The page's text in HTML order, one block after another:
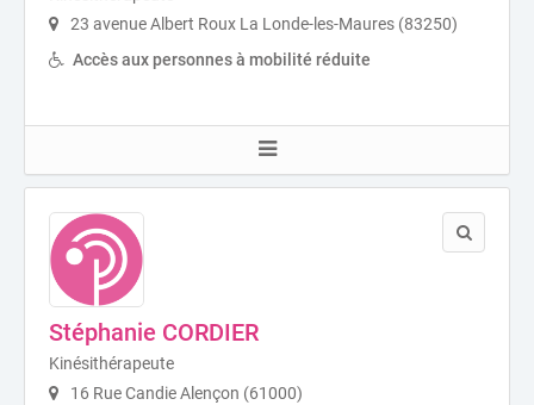
23 avenue Albert Roux La Londe-les-Maures (83250)
Accès aux personnes à mobilité réduite
Stéphanie CORDIER
Kinésithérapeute
16 Rue Candie Alençon (61000)